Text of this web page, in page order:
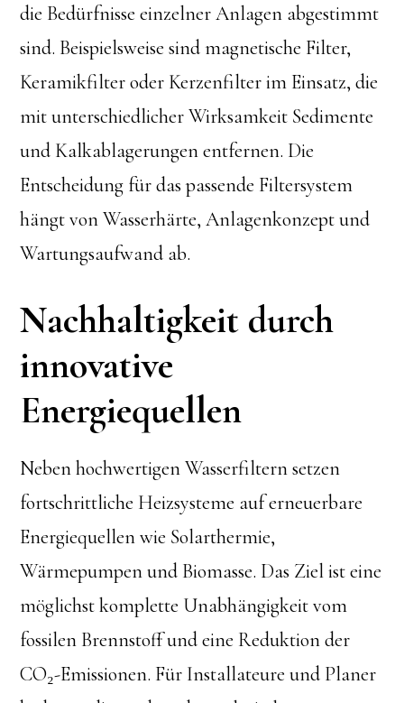
die Bedürfnisse einzelner Anlagen abgestimmt
sind. Beispielsweise sind magnetische Filter,
Keramikfilter oder Kerzenfilter im Einsatz, die
mit unterschiedlicher Wirksamkeit Sedimente
und Kalkablagerungen entfernen. Die
Entscheidung für das passende Filtersystem
hängt von Wasserhärte, Anlagenkonzept und
Wartungsaufwand ab.
Nachhaltigkeit durch
innovative
Energiequellen
Neben hochwertigen Wasserfiltern setzen
fortschrittliche Heizsysteme auf erneuerbare
Energiequellen wie Solarthermie,
Wärmepumpen und Biomasse. Das Ziel ist eine
möglichst komplette Unabhängigkeit vom
fossilen Brennstoff und eine Reduktion der
CO₂-Emissionen. Für Installateure und Planer